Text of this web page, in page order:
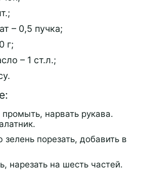
– 0,5 пучка;
г;
– 1 ст.л.;
промыть, нарвать рукава.
порезать, добавить в
нарезать на шесть частей.